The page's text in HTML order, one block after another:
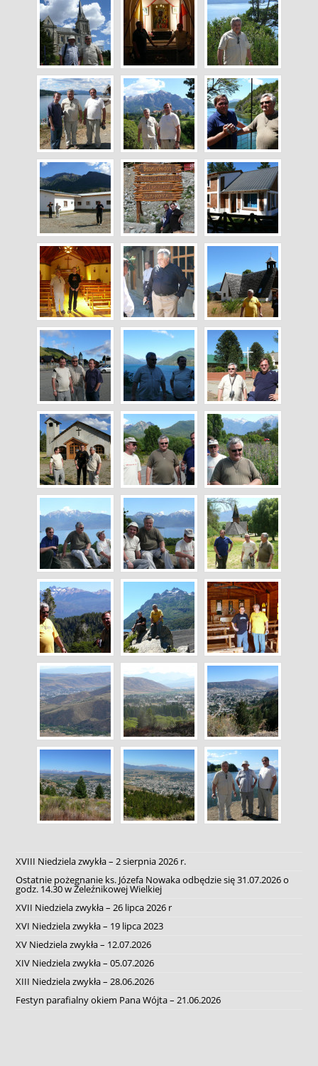
XVIII Niedziela zwykła – 2 sierpnia 2026 r.
Ostatnie pożegnanie ks. Józefa Nowaka odbędzie się 31.07.2026 o
godz. 14.30 w Żeleźnikowej Wielkiej
XVII Niedziela zwykła – 26 lipca 2026 r
XVI Niedziela zwykła – 19 lipca 2023
XV Niedziela zwykła – 12.07.2026
XIV Niedziela zwykła – 05.07.2026
XIII Niedziela zwykła – 28.06.2026
Festyn parafialny okiem Pana Wójta – 21.06.2026